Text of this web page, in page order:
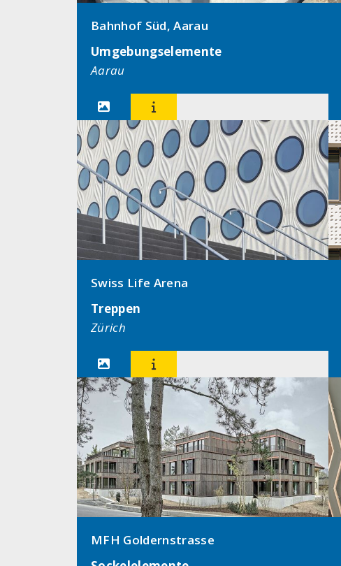
Bahnhof Süd, Aarau
Umgebungselemente
Aarau
 
Swiss Life Arena
Treppen
Zürich
 
MFH Goldernstrasse